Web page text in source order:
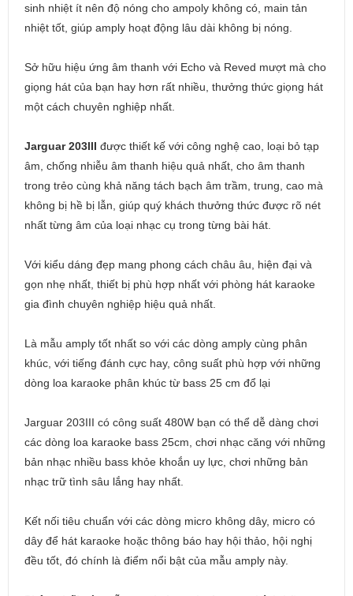
sinh nhiệt ít nên độ nóng cho ampoly không có, main tản
nhiệt tốt, giúp amply hoạt động lâu dài không bị nóng.
Sở hữu hiệu ứng âm thanh với Echo và Reved mượt mà cho
giọng hát của bạn hay hơn rất nhiều, thưởng thức giọng hát
một cách chuyên nghiệp nhất.
Jarguar 203III được thiết kế với công nghệ cao, loại bỏ tạp
âm, chống nhiễu âm thanh hiệu quả nhất, cho âm thanh
trong trẻo cùng khả năng tách bạch âm trầm, trung, cao mà
không bị hề bị lẫn, giúp quý khách thưởng thức được rõ nét
nhất từng âm của loại nhạc cụ trong từng bài hát.
Với kiểu dáng đẹp mang phong cách châu âu, hiện đại và
gọn nhẹ nhất, thiết bị phù hợp nhất với phòng hát karaoke
gia đình chuyên nghiệp hiệu quả nhất.
Là mẫu amply tốt nhất so với các dòng amply cùng phân
khúc, với tiếng đánh cực hay, công suất phù hợp với những
dòng loa karaoke phân khúc từ bass 25 cm đổ lại
Jarguar 203III có công suất 480W bạn có thể dễ dàng chơi
các dòng loa karaoke bass 25cm, chơi nhạc căng với những
bản nhạc nhiều bass khỏe khoắn uy lực, chơi những bản
nhạc trữ tình sâu lắng hay nhất.
Kết nối tiêu chuẩn với các dòng micro không dây, micro có
dây để hát karaoke hoặc thông báo hay hội thảo, hội nghị
đều tốt, đó chính là điểm nổi bật của mẫu amply này.